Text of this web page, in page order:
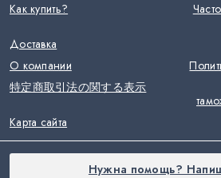
Как купить?
Доставка
О компании
特定商取引法の関する表示
Карта сайта
Нужна помощь?